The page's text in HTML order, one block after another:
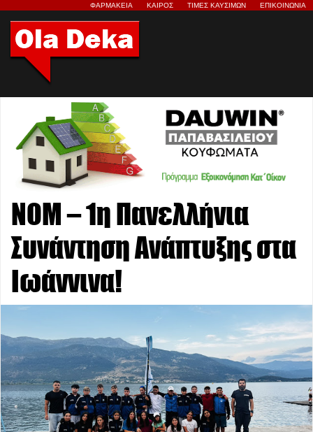
ΦΑΡΜΑΚΕΙΑ ΚΑΙΡΟΣ ΤΙΜΕΣ ΚΑΥΣΙΜΩΝ ΕΠΙΚΟΙΝΩΝΙΑ
ΝΟΜ – 1η Πανελλήνια
Συνάντηση Ανάπτυξης στα
Ιωάννινα!